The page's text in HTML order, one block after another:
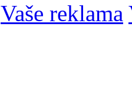
Vaše reklama